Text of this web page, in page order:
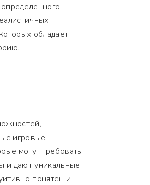
обладает
игровые
могут требовать
и дают уникальные
понятен и